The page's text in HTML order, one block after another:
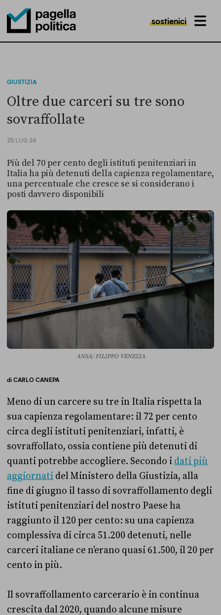
Pagella Politica Logo
sostienici MENU
GIUSTIZIA
Oltre due carceri su tre sono
sovraffollate
25 LUG 24
Più del 70 per cento degli istituti penitenziari in
Italia ha più detenuti della capienza regolamentare,
una percentuale che cresce se si considerano i
posti davvero disponibili
ANSA/ FILIPPO VENEZIA
diCARLO CANEPA
Meno di un carcere su tre in Italia rispetta la
sua capienza regolamentare: il 72 per cento
circa degli istituti penitenziari, infatti, è
sovraffollato, ossia contiene più detenuti di
quanti potrebbe accogliere. Secondo i dati più
aggiornati del Ministero della Giustizia, alla
fine di giugno il tasso di sovraffollamento degli
istituti penitenziari del nostro Paese ha
raggiunto il 120 per cento: su una capienza
complessiva di circa 51.200 detenuti, nelle
carceri italiane ce n’erano quasi 61.500, il 20 per
cento in più.
Il sovraffollamento carcerario è in continua
crescita dal 2020, quando alcune misure